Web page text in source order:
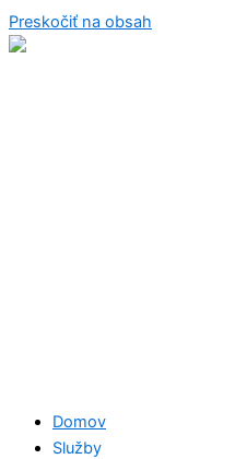
Preskočiť na obsah
Domov
Služby